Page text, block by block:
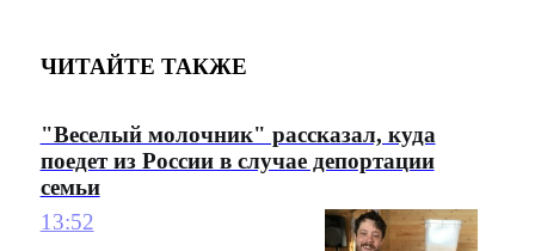
ЧИТАЙТЕ ТАКЖЕ
"Веселый молочник" рассказал, куда
поедет из России в случае депортации
семьи
13:52